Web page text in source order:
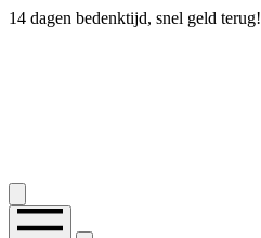
14 dagen bedenktijd, snel geld terug!